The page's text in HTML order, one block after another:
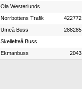
Ola Westerlunds
Norrbottens Trafik 422772
Umeå Buss 288285
Skellefteå Buss
Ekmanbuss 2043